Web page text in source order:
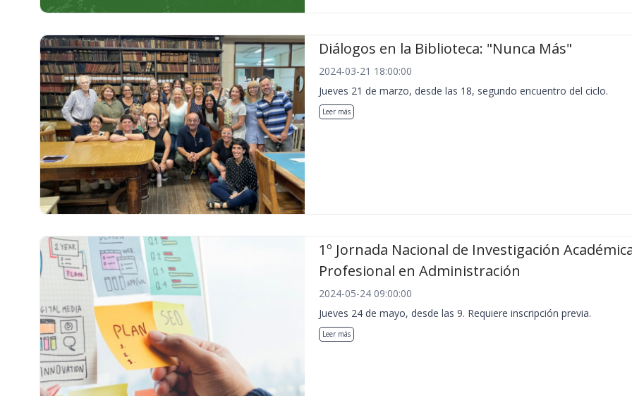
Diálogos en la Biblioteca: "Nunca Más"
2024-03-21 18:00:00
Jueves 21 de marzo, desde las 18, segundo encuentro del ciclo.
Leer más
1º Jornada Nacional de Investigación
Profesional en Administración
2024-05-24 09:00:00
Jueves 24 de mayo, desde las 9. Requiere inscripción previa.
Leer más